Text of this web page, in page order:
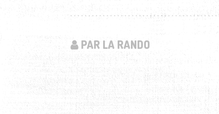
PAR LA RANDO